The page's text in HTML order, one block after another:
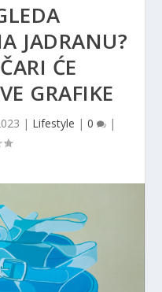
JADRANU?
ĆE
GRAFIKE
| Lifestyle | 0 |